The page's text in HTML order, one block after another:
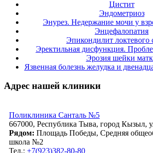
Цистит
Эндометриоз
Энурез. Недержание мочи у
Энцефалопатия
Эпикондилит локтевого
Эректильная дисфункция.
Эрозия шейки
Язвенная болезнь желудка и
Адрес нашей клиники
Поликлиника Санталь №5
667000, Республика Тыва, город Кызыл,
Рядом: Площадь Победы, Средняя
школа №2
Тел.: +7(923)382-80-80